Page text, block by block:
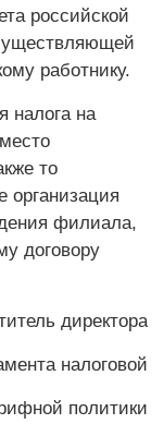
российской
работнику.
налога на
то
организация
филиала,
договору
директора
налоговой
политики